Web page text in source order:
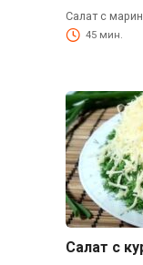
Салат с
45 мин.
Салат с